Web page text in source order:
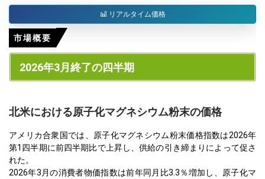
リアルタイム価格
市場概要
2026年3月終了の四半期
北米における原子化マグネシウム粉末の価格
アメリカ合衆国では、原子化マグネシウム粉末価格指数は2026年
第1四半期に前四半期比で上昇し、供給の引き締まりによって促さ
れた。
2026年3月の消費者物価指数は前年同月比3.3％増加し、原子化マ